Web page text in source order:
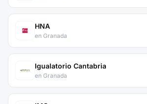
HNA
en Granada
Igualatorio Cantabria
en Granada